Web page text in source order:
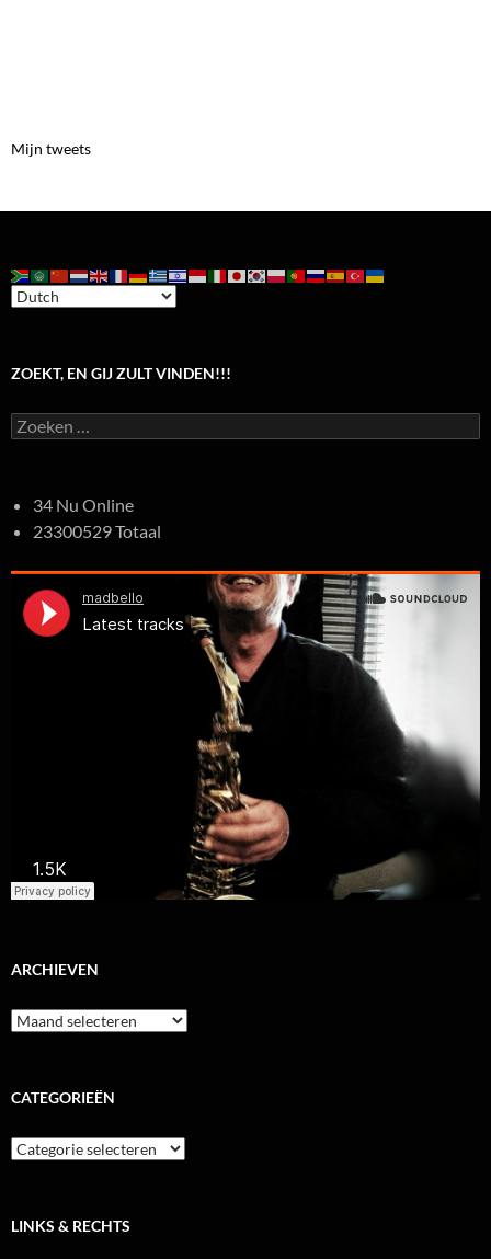
Mijn tweets
ZOEKT, EN GIJ ZULT VINDEN!!!
Zoeken
naar:
34 Nu Online
23300529 Totaal
ARCHIEVEN
Archieven
CATEGORIEËN
Categorieën
LINKS & RECHTS